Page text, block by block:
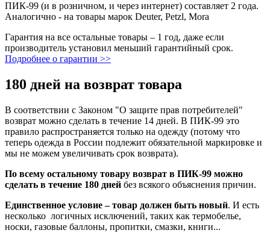
ПИК-99 (и в розничном, и через интернет) составляет 2 года.
Аналогично - на товары марок Deuter, Petzl, Mora
Гарантия на все остальные товары – 1 год, даже если
производитель установил меньший гарантийный срок.
Подробнее о гарантии >>
180 дней на возврат товара
В соответствии с Законом "О защите прав потребителей"
возврат можно сделать в течение 14 дней. В ПИК-99 это
правило распространяется только на одежду (потому что
теперь одежда в России подлежит обязательной маркировке и
мы не можем увеличивать срок возврата).
По всему остальному товару возврат в ПИК-99 можно
сделать в течение 180 дней без всякого объяснения причин.
Единственное условие – товар должен быть новый. И есть
несколько логичных исключений, таких как термобелье,
носки, газовые баллоны, пропитки, смазки, книги...